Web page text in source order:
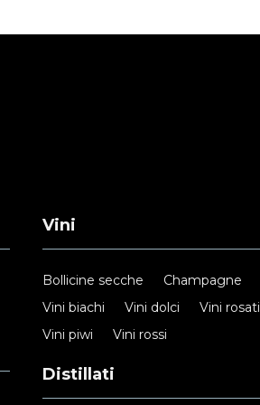
Vini
Bollicine secche
Champagne
Vini biachi
Vini dolci
Vini rosati
Vini piwi
Vini rossi
Distillati